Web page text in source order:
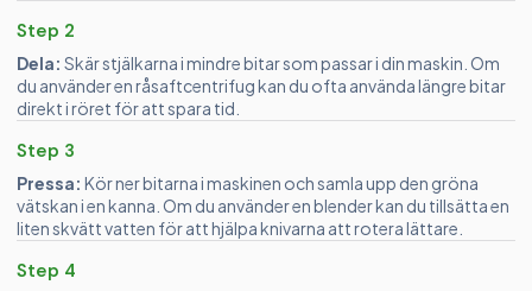
Step 2
Dela: Skär stjälkarna i mindre bitar som passar i din maskin. Om
du använder en råsaftcentrifug kan du ofta använda längre bitar
direkt i röret för att spara tid.
Step 3
Pressa: Kör ner bitarna i maskinen och samla upp den gröna
vätskan i en kanna. Om du använder en blender kan du tillsätta en
liten skvätt vatten för att hjälpa knivarna att rotera lättare.
Step 4